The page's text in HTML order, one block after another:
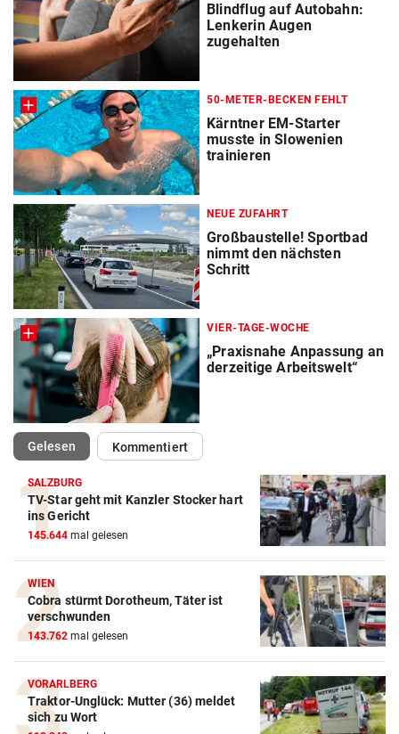
Blindflug auf Autobahn:
Lenkerin Augen
zugehalten
50-METER-BECKEN FEHLT
Kärntner EM-Starter
musste in Slowenien
trainieren
NEUE ZUFAHRT
Großbaustelle! Sportbad
nimmt den nächsten
Schritt
VIER-TAGE-WOCHE
„Praxisnahe Anpassung an
derzeitige Arbeitswelt“
Gelesen(ausgewählt)Kommentiert
SALZBURG
TV-Star geht mit Kanzler Stocker hart
ins Gericht
145.644 mal gelesen
WIEN
Cobra stürmt Dorotheum, Täter ist
verschwunden
143.762 mal gelesen
VORARLBERG
Traktor-Unglück: Mutter (36) meldet
sich zu Wort